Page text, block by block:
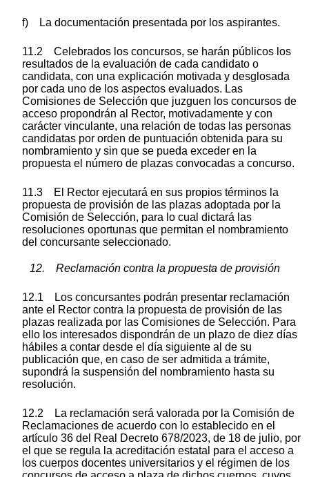
f) La documentación presentada por los aspirantes.
11.2 Celebrados los concursos, se harán públicos los
resultados de la evaluación de cada candidato o
candidata, con una explicación motivada y desglosada
por cada uno de los aspectos evaluados. Las
Comisiones de Selección que juzguen los concursos de
acceso propondrán al Rector, motivadamente y con
carácter vinculante, una relación de todas las personas
candidatas por orden de puntuación obtenida para su
nombramiento y sin que se pueda exceder en la
propuesta el número de plazas convocadas a concurso.
11.3 El Rector ejecutará en sus propios términos la
propuesta de provisión de las plazas adoptada por la
Comisión de Selección, para lo cual dictará las
resoluciones oportunas que permitan el nombramiento
del concursante seleccionado.
12. Reclamación contra la propuesta de provisión
12.1 Los concursantes podrán presentar reclamación
ante el Rector contra la propuesta de provisión de las
plazas realizada por las Comisiones de Selección. Para
ello los interesados dispondrán de un plazo de diez días
hábiles a contar desde el día siguiente al de su
publicación que, en caso de ser admitida a trámite,
supondrá la suspensión del nombramiento hasta su
resolución.
12.2 La reclamación será valorada por la Comisión de
Reclamaciones de acuerdo con lo establecido en el
artículo 36 del Real Decreto 678/2023, de 18 de julio, por
el que se regula la acreditación estatal para el acceso a
los cuerpos docentes universitarios y el régimen de los